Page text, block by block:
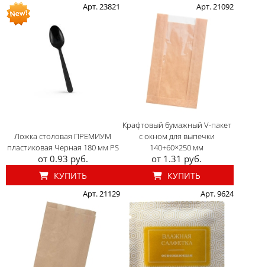
Арт. 23821
Ложка столовая ПРЕМИУМ
пластиковая Черная 180 мм PS
от 0.93 руб.
КУПИТЬ
Арт. 21092
Крафтовый бумажный V-пакет
с окном для выпечки
140+60×250 мм
от 1.31 руб.
КУПИТЬ
Арт. 21129 Арт. 9624